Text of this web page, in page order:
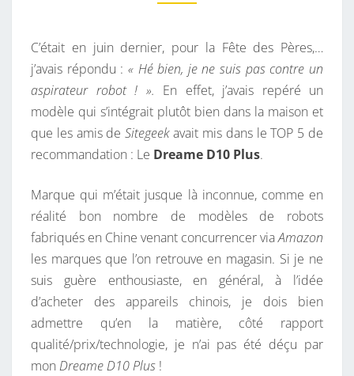
F
C
A
I
O
N
B
L
O
Q
U
É
E
S
T
A
I
R
E
S
C’était en juin dernier, pour la Fête des Pères,…
j’avais répondu : « Hé bien, je ne suis pas contre un
aspirateur robot ! ». En effet, j’avais repéré un
modèle qui s’intégrait plutôt bien dans la maison et
que les amis deSitegeekavait mis dans le TOP 5 de
recommandation : Le Dreame D10 Plus.
Marque qui m’était jusque là inconnue, comme en
réalité bon nombre de modèles de robots
fabriqués en Chine venant concurrencer viaAmazon
les marques que l’on retrouve en magasin. Si je ne
suis guère enthousiaste, en général, à l’idée
d’acheter des appareils chinois, je dois bien
admettre qu’en la matière, côté rapport
qualité/prix/technologie, je n’ai pas été déçu par
mon Dreame D10 Plus !